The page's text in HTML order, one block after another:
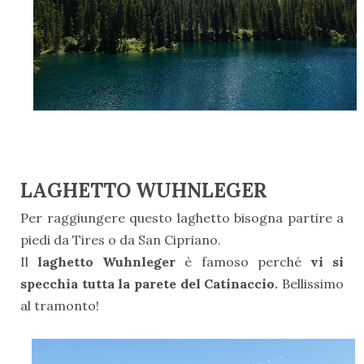
LAGHETTO WUHNLEGER
Per raggiungere questo laghetto bisogna partire a
piedi da Tires o da San Cipriano.
Il laghetto Wuhnleger è famoso perché vi si
specchia tutta la parete del Catinaccio. Bellissimo
al tramonto!